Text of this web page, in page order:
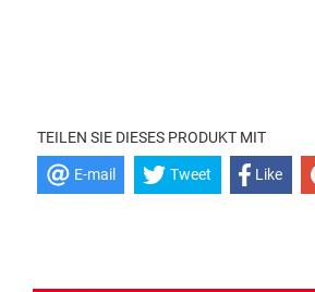
TEILEN SIE DIESES PRODUKT MIT
E-mail Tweet Like